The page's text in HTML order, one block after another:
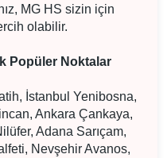
MG HS sizin için
olabilir.
Popüler Noktalar
İstanbul Yenibosna,
Ankara Çankaya,
Adana Sarıçam,
Nevşehir Avanos,